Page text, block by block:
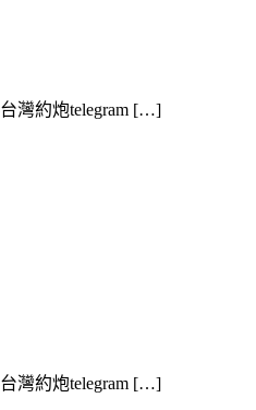
灣約炮telegram […]
灣約炮telegram […]